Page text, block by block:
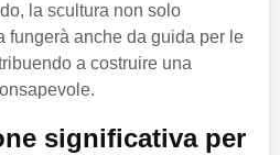
la scultura non solo
fungerà anche da guida per le
a costruire una
significativa per